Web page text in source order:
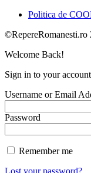
Politica de
©RepereRomanesti.ro
Welcome Back!
Sign in to your account
Username or Email
Password
Remember me
Lost your password?